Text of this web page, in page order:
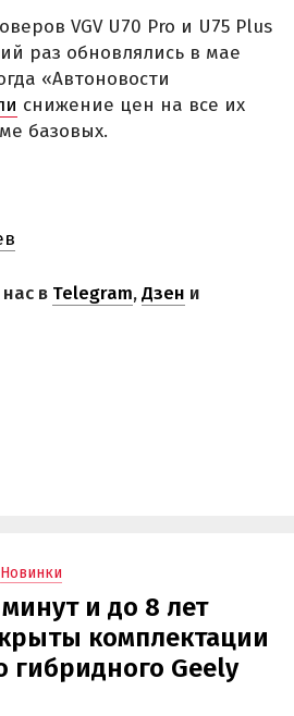
VGV U70 Pro и U75 Plus
раз обновлялись в мае
«Автоновости
снижение цен на все их
базовых.
в Telegram,Дзен и
Новинки
и до 8 лет
комплектации
гибридного Geely